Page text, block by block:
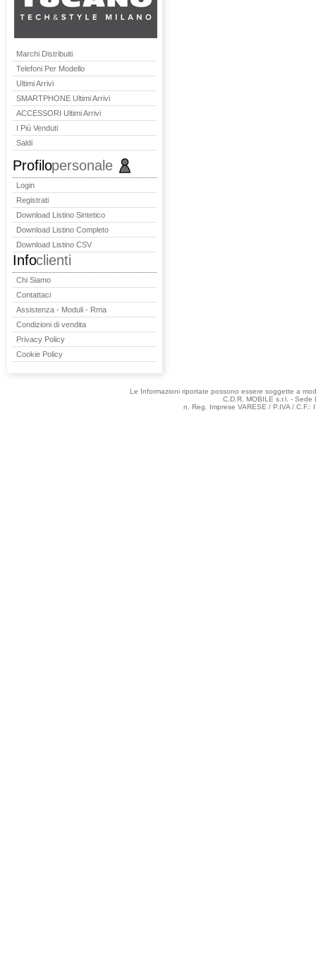
Marchi Distribuiti
Telefoni Per Modello
Ultimi Arrivi
SMARTPHONE Ultimi Arrivi
ACCESSORI Ultimi Arrivi
I Più Venduti
Saldi
Profilopersonale
Login
Registrati
Download Listino Sintetico
Download Listino Completo
Download Listino CSV
Infoclienti
Chi Siamo
Contattaci
Assistenza - Moduli - Rma
Condizioni di vendita
Privacy Policy
Cookie Policy
Le Informazioni riportate possono essere soggette a
C.D.R. MOBILE s.r.l. -
n. Reg. Imprese VARESE / P.IVA /